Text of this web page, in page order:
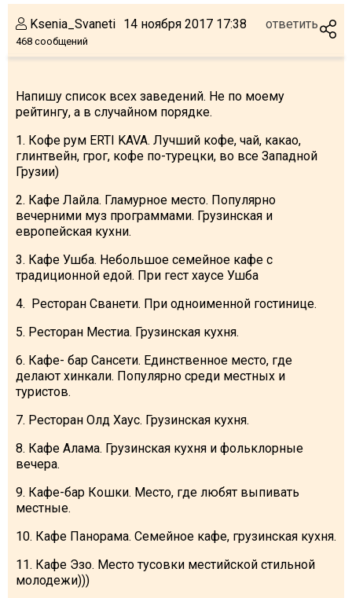
Ksenia_Svaneti
468 сообщений
14 ноября 2017 17:38 ответить
Напишу список всех заведений. Не по моему
рейтингу, а в случайном порядке.
1. Кофе рум ERTI KAVA. Лучший кофе, чай, какао,
глинтвейн, грог, кофе по-турецки, во все Западной
Грузии)
2. Кафе Лайла. Гламурное место. Популярно
вечерними муз программами. Грузинская и
европейская кухни.
3. Кафе Ушба. Небольшое семейное кафе с
традиционной едой. При гест хаусе Ушба
4. Ресторан Сванети. При одноименной гостинице.
5. Ресторан Местиа. Грузинская кухня.
6. Кафе- бар Сансети. Единственное место, где
делают хинкали. Популярно среди местных и
туристов.
7. Ресторан Олд Хаус. Грузинская кухня.
8. Кафе Алама. Грузинская кухня и фольклорные
вечера.
9. Кафе-бар Кошки. Место, где любят выпивать
местные.
10. Кафе Панорама. Семейное кафе, грузинская кухня.
11. Кафе Эзо. Место тусовки местийской стильной
молодежи)))